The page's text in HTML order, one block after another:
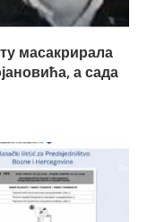
масакрирала
а сада